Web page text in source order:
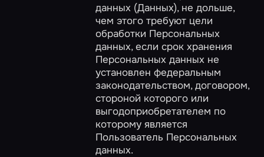
данных (Данных), не дольше,
чем этого требуют цели
обработки Персональных
данных, если срок хранения
Персональных данных не
установлен федеральным
законодательством, договором,
стороной которого или
выгодоприобретателем по
которому является
Пользователь Персональных
данных.